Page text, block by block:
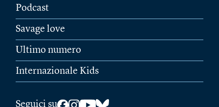
Podcast
Savage love
Ultimo numero
Internazionale Kids
Seguici su